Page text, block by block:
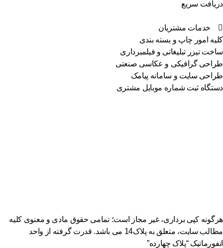
سریع
خدمات مشتریان
امور چاپ و بسته بندی
تیزر تبلیغاتی و فیلمبرداری
گرافیکی و عکاسی صنعتی
سایت و سامانه پیامک
ثبت شماره موبایل مشتری
کپی برداری، غیر مجاز است؛ تمامی حقوق مادی و معنوی کلیه
مطالب سایت، متعلق به پلاک14 می باشد. قدرت گرفته از واحد
“پلاک چهارده”